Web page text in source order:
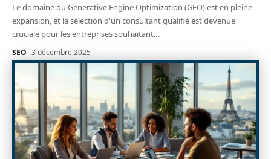
Le domaine du Generative Engine Optimization (GEO) est en pleine
expansion, et la sélection d'un consultant qualifié est devenue
cruciale pour les entreprises souhaitant…
SEO 3 décembre 2025